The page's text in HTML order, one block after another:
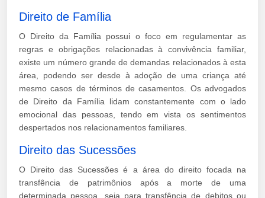
Direito de Família
O Direito da Família possui o foco em regulamentar as
regras e obrigações relacionadas à convivência familiar,
existe um número grande de demandas relacionados à esta
área, podendo ser desde à adoção de uma criança até
mesmo casos de términos de casamentos. Os advogados
de Direito da Família lidam constantemente com o lado
emocional das pessoas, tendo em vista os sentimentos
despertados nos relacionamentos familiares.
Direito das Sucessões
O Direito das Sucessões é a área do direito focada na
transfência de patrimônios após a morte de uma
determinada pessoa, seja para transfência de debitos ou